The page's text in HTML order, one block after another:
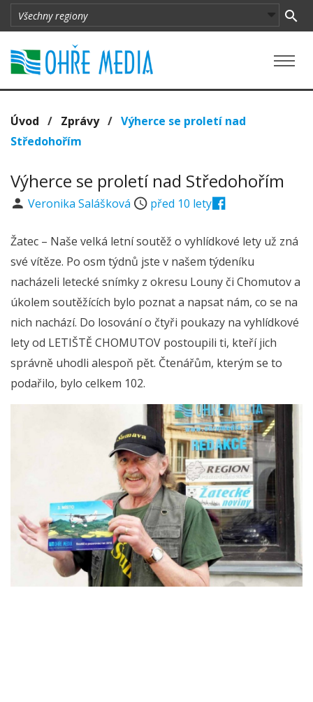
Úvod / Zprávy/ Výherce se proletí nad
Středohořím
Výherce se proletí nad Středohořím
Veronika Salášková před 10 lety
Žatec – Naše velká letní soutěž o vyhlídkové lety už zná
své vítěze. Po osm týdnů jste v našem týdeníku
nacházeli letecké snímky z okresu Louny či Chomutov a
úkolem soutěžících bylo poznat a napsat nám, co se na
nich nachází. Do losování o čtyři poukazy na vyhlídkové
lety od LETIŠTĚ CHOMUTOV postoupili ti, kteří jich
správně uhodli alespoň pět. Čtenářům, kterým se to
podařilo, bylo celkem 102.